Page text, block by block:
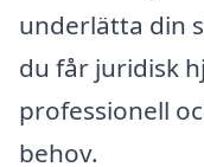
underlätta din
du får juridisk
professionell
behov.